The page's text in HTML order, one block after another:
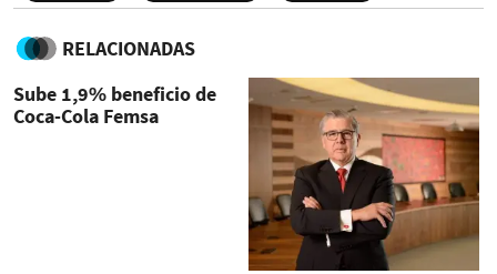
RELACIONADAS
Sube 1,9% beneficio de
Coca-Cola Femsa